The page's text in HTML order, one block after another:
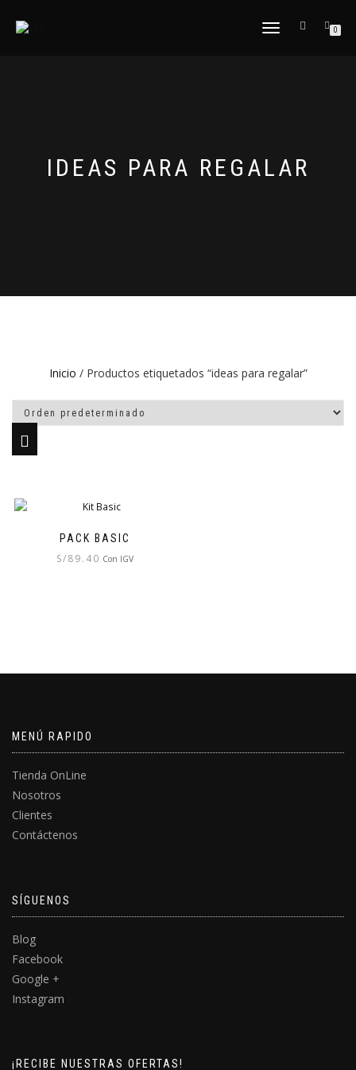
CAMBIAR
0
IDEAS PARA REGALAR
Inicio / Productos etiquetados “ideas para regalar”
PACK BASIC
S/89.40 Con IGV
MENÚ RAPIDO
Tienda OnLine
Nosotros
Clientes
Contáctenos
SÍGUENOS
Blog
Facebook
Google +
Instagram
¡RECIBE NUESTRAS OFERTAS!